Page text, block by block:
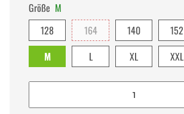
Größe M
128
164 140 152
M
L XL XXL